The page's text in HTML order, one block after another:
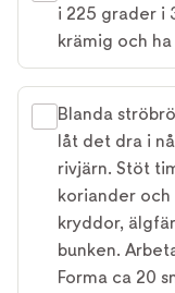
i 225 grader i
krämig och
Blanda
låt det dra i
rivjärn. Stöt
koriander
kryddor,
bunken.
Forma ca 20